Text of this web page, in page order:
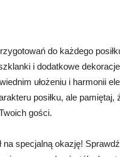
do każdego
i dodatkowe
ułożeniu i harmonii
posiłku, ale
gości.
na specjalną okazję!